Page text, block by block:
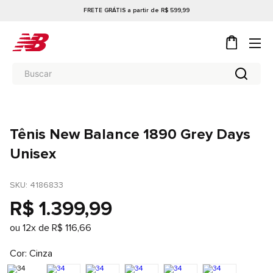
FRETE GRÁTIS a partir de R$ 599,99
Tênis New Balance 1890 Grey Days
Unisex
SKU: 4186833
R$ 1.399,99
ou 12x de R$ 116,66
Cor Cinza